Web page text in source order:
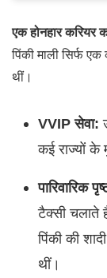
एक होनहार करियर
पिंकी माली सिर्फ
थीं।
VVIP सेवा:
कई राज्यों के
पारिवारिक
टैक्सी चलाते
पिंकी की
थीं।